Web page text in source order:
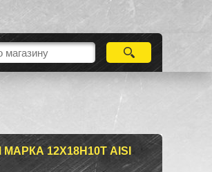
12Х18Н10Т AISI